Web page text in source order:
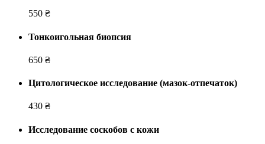
550 ₴
Тонкоигольная биопсия
650 ₴
Цитологическое исследование (мазок-отпечаток)
430 ₴
Исследование соскобов с кожи